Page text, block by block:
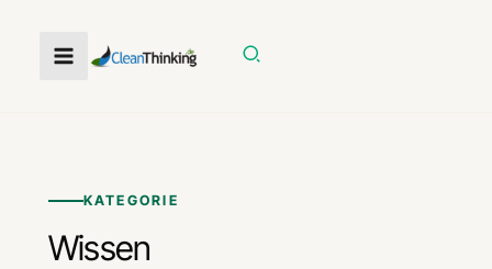
springen
Suchen
KATEGORIE
Wissen